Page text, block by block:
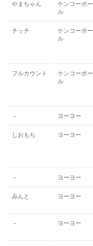
やまちゃん
ケンコーボー
ル
チッチ
ケンコーボー
ル
フルカウント
ケンコーボー
ル
－ ヨーヨー
しおもち ヨーヨー
－ ヨーヨー
みんと ヨーヨー
－ ヨーヨー